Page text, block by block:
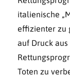
italienische
effizienter zu
auf Druck
Toten zu